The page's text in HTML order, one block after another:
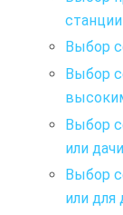
станции
Выбор
Выбор
Выбор
или дачи
Выбор
или для